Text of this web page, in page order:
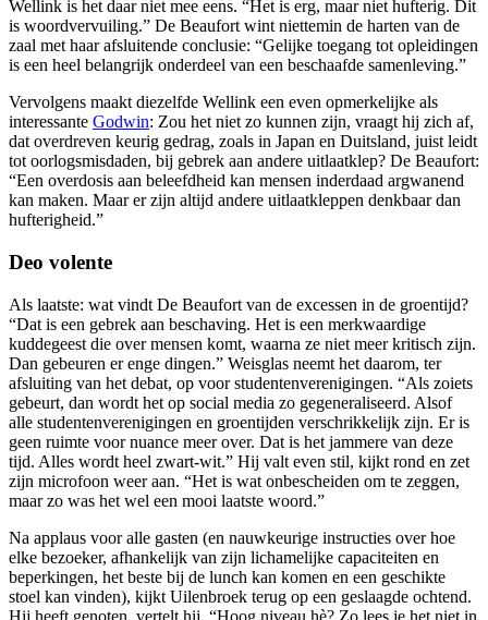
Wellink is het daar niet mee eens. “Het is erg, maar niet hufterig. Dit
is woordvervuiling.” De Beaufort wint niettemin de harten van de
zaal met haar afsluitende conclusie: “Gelijke toegang tot opleidingen
is een heel belangrijk onderdeel van een beschaafde samenleving.”
Vervolgens maakt diezelfde Wellink een even opmerkelijke als
interessante Godwin: Zou het niet zo kunnen zijn, vraagt hij zich af,
dat overdreven keurig gedrag, zoals in Japan en Duitsland, juist leidt
tot oorlogsmisdaden, bij gebrek aan andere uitlaatklep? De Beaufort:
“Een overdosis aan beleefdheid kan mensen inderdaad argwanend
kan maken. Maar er zijn altijd andere uitlaatkleppen denkbaar dan
hufterigheid.”
Deo volente
Als laatste: wat vindt De Beaufort van de excessen in de groentijd?
“Dat is een gebrek aan beschaving. Het is een merkwaardige
kuddegeest die over mensen komt, waarna ze niet meer kritisch zijn.
Dan gebeuren er enge dingen.” Weisglas neemt het daarom, ter
afsluiting van het debat, op voor studentenverenigingen. “Als zoiets
gebeurt, dan wordt het op social media zo gegeneraliseerd. Alsof
alle studentenverenigingen en groentijden verschrikkelijk zijn. Er is
geen ruimte voor nuance meer over. Dat is het jammere van deze
tijd. Alles wordt heel zwart-wit.” Hij valt even stil, kijkt rond en zet
zijn microfoon weer aan. “Het is wat onbescheiden om te zeggen,
maar zo was het wel een mooi laatste woord.”
Na applaus voor alle gasten (en nauwkeurige instructies over hoe
elke bezoeker, afhankelijk van zijn lichamelijke capaciteiten en
beperkingen, het beste bij de lunch kan komen en een geschikte
stoel kan vinden), kijkt Uilenbroek terug op een geslaagde ochtend.
Hij heeft genoten, vertelt hij. “Hoog niveau hè? Zo lees je het niet in